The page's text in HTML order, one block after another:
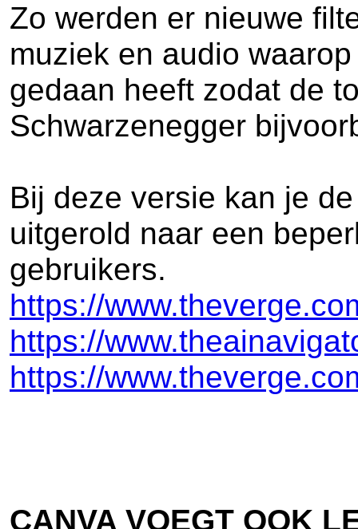
Zo werden er nieuwe
muziek en audio
gedaan heeft zodat de
Schwarzenegger
Bij deze versie kan je
uitgerold naar een
gebruikers.
https://
https://
https://
CANVA VOEGT OOK